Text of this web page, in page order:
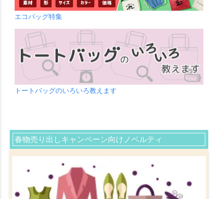
エコバッグ特集
トートバッグのいろいろ教えます
春物売り出しキャンペーン向けノベルティ